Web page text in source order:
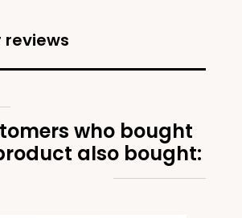
who bought
also bought: